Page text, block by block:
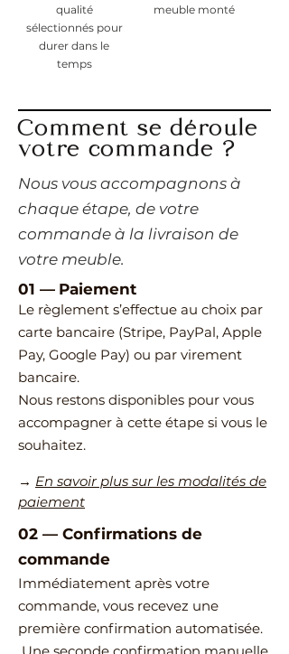
qualité
sélectionnés pour
durer dans le
temps
meuble monté
Comment se déroule
votre commande ?
​Nous vous accompagnons à
chaque étape, de votre
commande à la livraison de
votre meuble.
01 — Paiement
Le règlement s’effectue au choix par
carte bancaire (Stripe, PayPal, Apple
Pay, Google Pay) ou par virement
bancaire.
Nous restons disponibles pour vous
accompagner à cette étape si vous le
souhaitez.
→ En savoir plus sur les modalités de
paiement
02 — ​Confirmations de
commande
Immédiatement après votre
commande, vous recevez une
première confirmation automatisée.